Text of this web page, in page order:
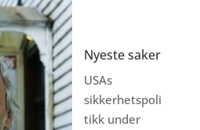
Nyeste saker
USAs
sikkerhetspoli
tikk under